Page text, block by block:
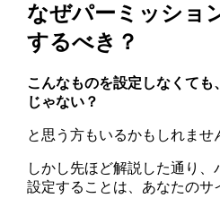
なぜパーミッショ
するべき？
こんなものを設定しなくて
じゃない？
と思う方もいるかもしれませ
しかし先ほど解説した通り
設定することは、あなたのサ